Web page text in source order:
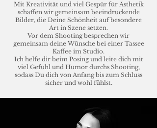
Mit Kreativität und viel Gespür für Ästhetik
schaffen wir gemeinsam beeindruckende
Bilder, die Deine Schönheit auf besondere
Art in Szene setzen.
Vor dem Shooting besprechen wir
gemeinsam deine Wünsche bei einer Tassee
Kaffee im Studio.
Ich helfe dir beim Posing und leite dich mit
viel Gefühl und Humor durchs Shooting,
sodass Du dich von Anfang bis zum Schluss
sicher und wohl fühlst.